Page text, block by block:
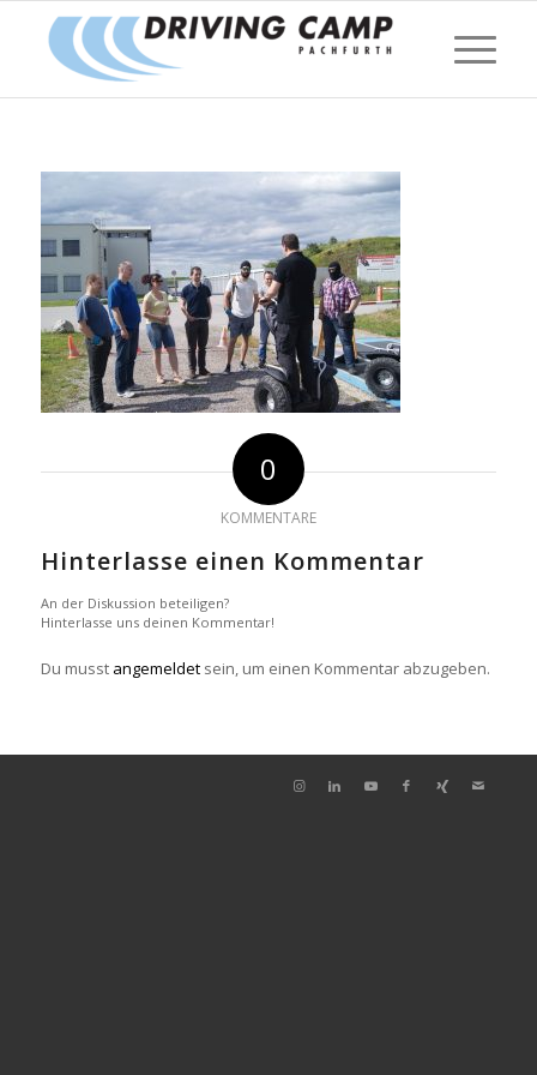
0
KOMMENTARE
Hinterlasse einen Kommentar
An der Diskussion beteiligen?
Hinterlasse uns deinen Kommentar!
Du musst angemeldetsein, um einen Kommentar abzugeben.